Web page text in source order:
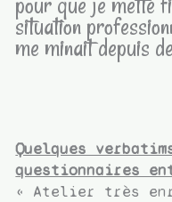
situation
me minait depuis
Quelques
questionnaires
« Atelier très